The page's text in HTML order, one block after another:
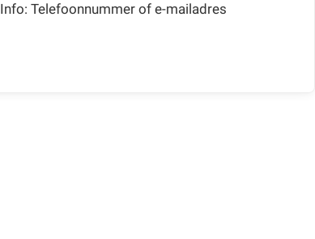
Info: Telefoonnummer of e-mailadres